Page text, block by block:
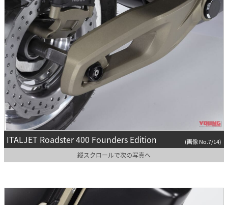
ITALJET Roadster 400 Founders Edition (画像 No.7/14)
縦スクロールで次の写真へ